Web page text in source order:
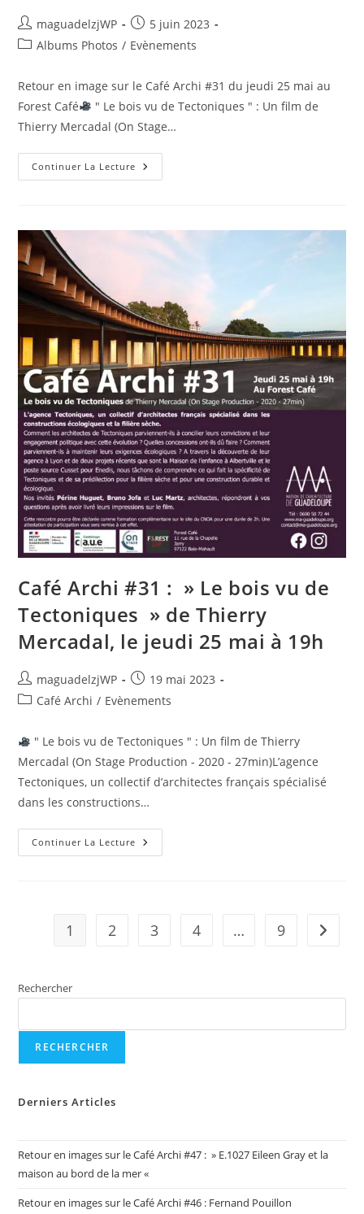
Auteur/autrice
de
maguadelzjWP
Publication
publiée :
5 juin 2023
PostAlbums Photos / Evènements
Retour en image sur le Café Archi #31 du jeudi 25 mai au
Forest Café
" Le bois vu de Tectoniques " : Un film de
Thierry Mercadal (On Stage…
Continuer La Lecture Retour
En
#31
De
Tectoniques
»
De
Thierry
Mercadal,
Le
Jeudi
25
Mai
Café Archi #31 : » Le bois vu de
Tectoniques » de Thierry
Mercadal, le jeudi 25 mai à 19h
Auteur/autrice
de
maguadelzjWP
Publication
publiée :
19 mai 2023
PostCafé Archi / Evènements
" Le bois vu de Tectoniques " : Un film de Thierry
Mercadal (On Stage Production - 2020 - 27min)L’agence
Tectoniques, un collectif d’architectes français spécialisé
dans les constructions…
Continuer La Lecture Café
Archi
De
Le
Mai
1 2 3 4 … 9 Aller à
Rechercher
RECHERCHER
Derniers Articles
Retour en images sur le Café Archi #47 : » E.1027 Eileen Gray et la
maison au bord de la mer «
Retour en images sur le Café Archi #46 : Fernand Pouillon